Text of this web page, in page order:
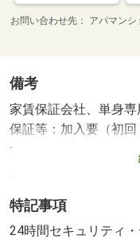
お問い合わせ先
アパマン
備考
家賃保証会社、単身
保証等：加入要（初
円／１年）・維持費等
／月・こちらの物件
ウトできます☆収納ス
趣味のものなどがたっ
特記事項
24時間セキュリティ